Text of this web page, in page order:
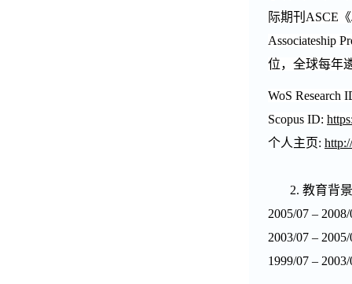
际期刊 ASCE 《
Associateship
位，全球每年
WoS Research
Scopus ID:
个人主页:
2. 教育背景
2005/07 – 2008/
2003/07 – 2005/
1999/07 – 2003/